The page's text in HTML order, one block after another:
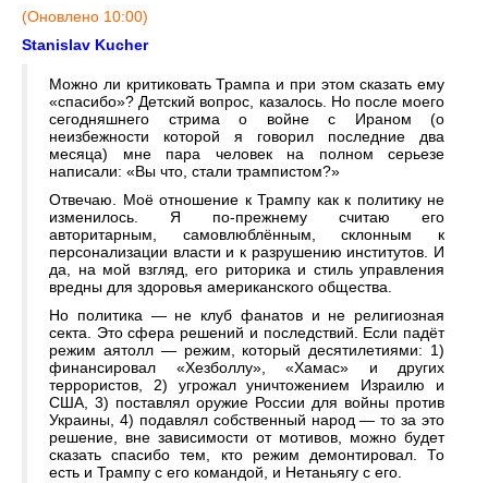
(Оновлено 10:00)
Stanislav Kucher
Можно ли критиковать Трампа и при этом сказать ему
«спасибо»? Детский вопрос, казалось. Но после моего
сегодняшнего стрима о войне с Ираном (о
неизбежности которой я говорил последние два
месяца) мне пара человек на полном серьезе
написали: «Вы что, стали трампистом?»
Отвечаю. Моё отношение к Трампу как к политику не
изменилось. Я по-прежнему считаю его
авторитарным, самовлюблённым, склонным к
персонализации власти и к разрушению институтов. И
да, на мой взгляд, его риторика и стиль управления
вредны для здоровья американского общества.
Но политика — не клуб фанатов и не религиозная
секта. Это сфера решений и последствий. Если падёт
режим аятолл — режим, который десятилетиями: 1)
финансировал «Хезболлу», «Хамас» и других
террористов, 2) угрожал уничтожением Израилю и
США, 3) поставлял оружие России для войны против
Украины, 4) подавлял собственный народ — то за это
решение, вне зависимости от мотивов, можно будет
сказать спасибо тем, кто режим демонтировал. То
есть и Трампу с его командой, и Нетаньягу с его.